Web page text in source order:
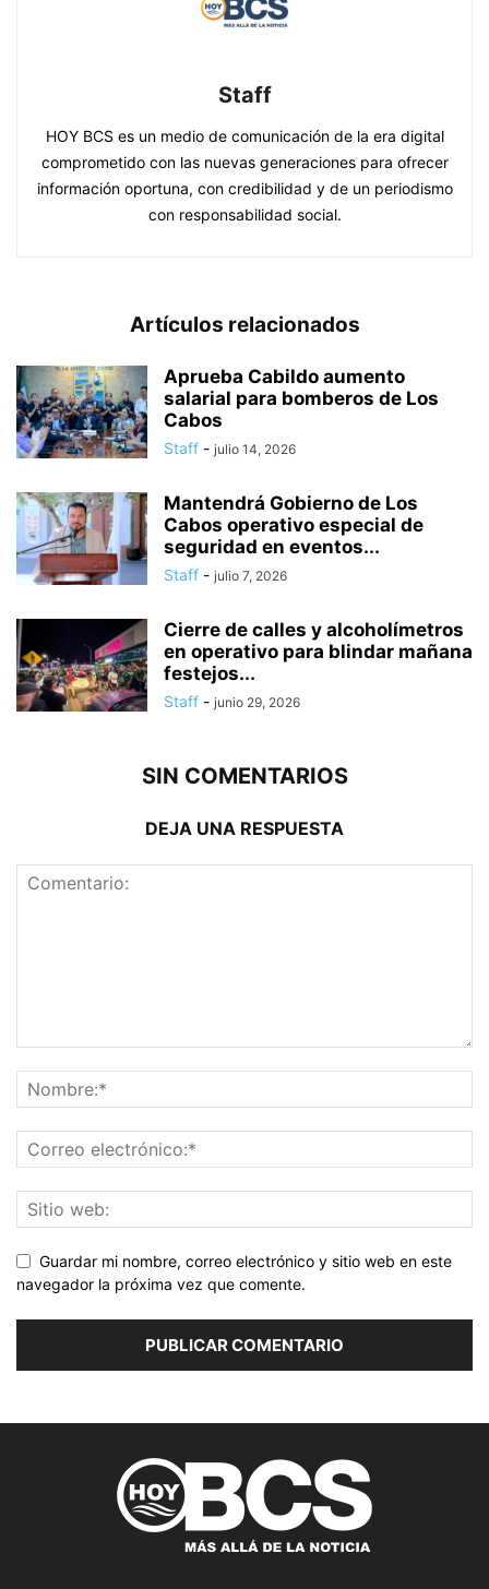
Staff
HOY BCS es un medio de comunicación de la era digital
comprometido con las nuevas generaciones para ofrecer
información oportuna, con credibilidad y de un periodismo
con responsabilidad social.
Artículos relacionados
Aprueba Cabildo aumento
salarial para bomberos de Los
Cabos
Staff - julio 14, 2026
Mantendrá Gobierno de Los
Cabos operativo especial de
seguridad en eventos...
Staff - julio 7, 2026
Cierre de calles y alcoholímetros
en operativo para blindar mañana
festejos...
Staff - junio 29, 2026
SIN COMENTARIOS
DEJA UNA RESPUESTA
Guardar mi nombre, correo electrónico y sitio web en este
navegador la próxima vez que comente.